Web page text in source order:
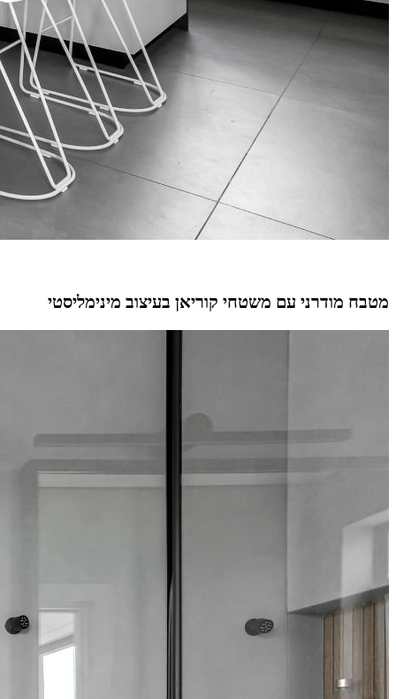
מטבח מודרני עם משטחי קוריאן בעיצוב מינימליסטי